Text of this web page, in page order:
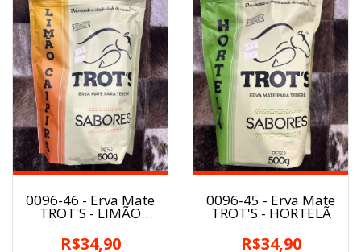
0096-46 - Erva Mate
TROT'S - LIMÃO
R$34,90
0096-45 - Erva Mate
TROT'S - HORTELÃ
R$34,90